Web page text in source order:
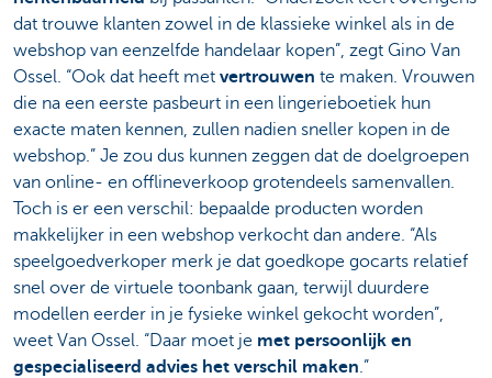
dat trouwe klanten zowel in de klassieke winkel als in de
webshop van eenzelfde handelaar kopen”, zegt Gino Van
Ossel. “Ook dat heeft met vertrouwen te maken. Vrouwen
die na een eerste pasbeurt in een lingerieboetiek hun
exacte maten kennen, zullen nadien sneller kopen in de
webshop.” Je zou dus kunnen zeggen dat de doelgroepen
van online- en offlineverkoop grotendeels samenvallen.
Toch is er een verschil: bepaalde producten worden
makkelijker in een webshop verkocht dan andere. “Als
speelgoedverkoper merk je dat goedkope gocarts relatief
snel over de virtuele toonbank gaan, terwijl duurdere
modellen eerder in je fysieke winkel gekocht worden”,
weet Van Ossel. “Daar moet je met persoonlijk en
gespecialiseerd advies het verschil maken.”